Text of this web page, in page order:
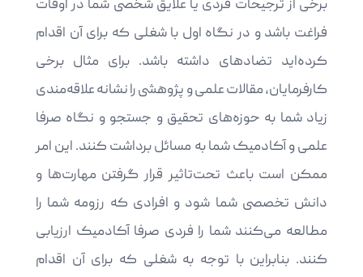
برخی از ترجیحات فردی یا علایق شخصی شما در اوقات
فراغت باشد و در نگاه اول با شغلی که برای آن اقدام
کرده‌اید تضادهای داشته باشد. برای مثال برخی
کارفرمایان، مقالات علمی و پژوهشی را نشانه علاقه‌مندی
زیاد شما به حوزه‌های تحقیق و جستجو و نگاه صرفا
علمی و آکادمیک شما به مسائل برداشت کنند. این امر
ممکن است باعث تحت‌تاثیر قرار گرفتن مهارت‌ها و
دانش تخصصی شما شود و افرادی که رزومه شما را
مطالعه می‌کنند شما را فردی صرفا آکادمیک ارزیابی
کنند. بنابراین با توجه به شغلی که برای آن اقدام